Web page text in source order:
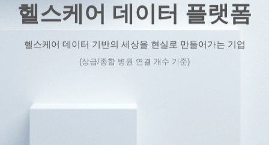
헬스케어 데이터 플랫폼
헬스케어 데이터 기반의 세상을 현실로 만들어가는 기업
(상급/종합 병원 연결 개수 기준)